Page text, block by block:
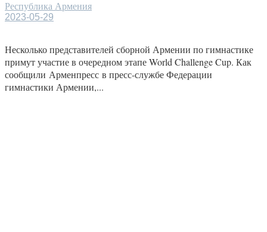
Республика Армения
2023-05-29
Несколько представителей сборной Армении по гимнастике
примут участие в очередном этапе World Challenge Cup. Как
сообщили Арменпресс в пресс-службе Федерации
гимнастики Армении,...